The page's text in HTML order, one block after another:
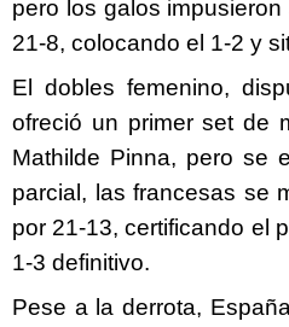
pero los galos
21-8, colocando el 1-2 y
El dobles femenino,
ofreció un primer set de
Mathilde Pinna, pero se
parcial, las francesas se
por 21-13, certificando el
1-3 definitivo.
Pese a la derrota,